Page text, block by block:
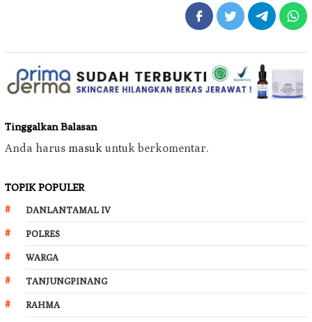
Tinggalkan Balasan
Anda harus masuk untuk berkomentar.
TOPIK POPULER
DANLANTAMAL IV
POLRES
WARGA
TANJUNGPINANG
RAHMA